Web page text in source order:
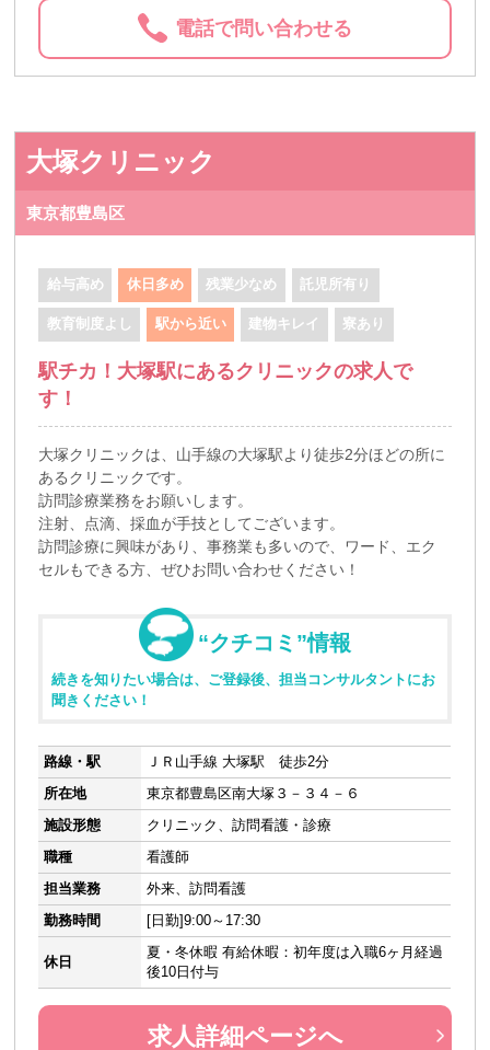
電話で問い合わせる
大塚クリニック
東京都豊島区
給与高め 休日多め 残業少なめ 託児所有り
教育制度よし 駅から近い 建物キレイ 寮あり
駅チカ！大塚駅にあるクリニックの求人で
す！
大塚クリニックは、山手線の大塚駅より徒歩2分ほどの所に
あるクリニックです。
訪問診療業務をお願いします。
注射、点滴、採血が手技としてございます。
訪問診療に興味があり、事務業も多いので、ワード、エク
セルもできる方、ぜひお問い合わせください！
“クチコミ”情報
続きを知りたい場合は、ご登録後、担当コンサルタントにお
聞きください！
路線・駅
ＪＲ山手線 大塚駅 徒歩2分
所在地
東京都豊島区南大塚３－３４－６
施設形態
クリニック、訪問看護・診療
職種
看護師
担当業務
外来、訪問看護
勤務時間
[日勤]9:00～17:30
休日
夏・冬休暇 有給休暇：初年度は入職6ヶ月経過
後10日付与
求人詳細ページへ